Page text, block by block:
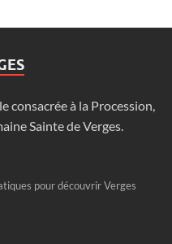
consacrée à la Procession,
Sainte de Verges.
pour découvrir Verges